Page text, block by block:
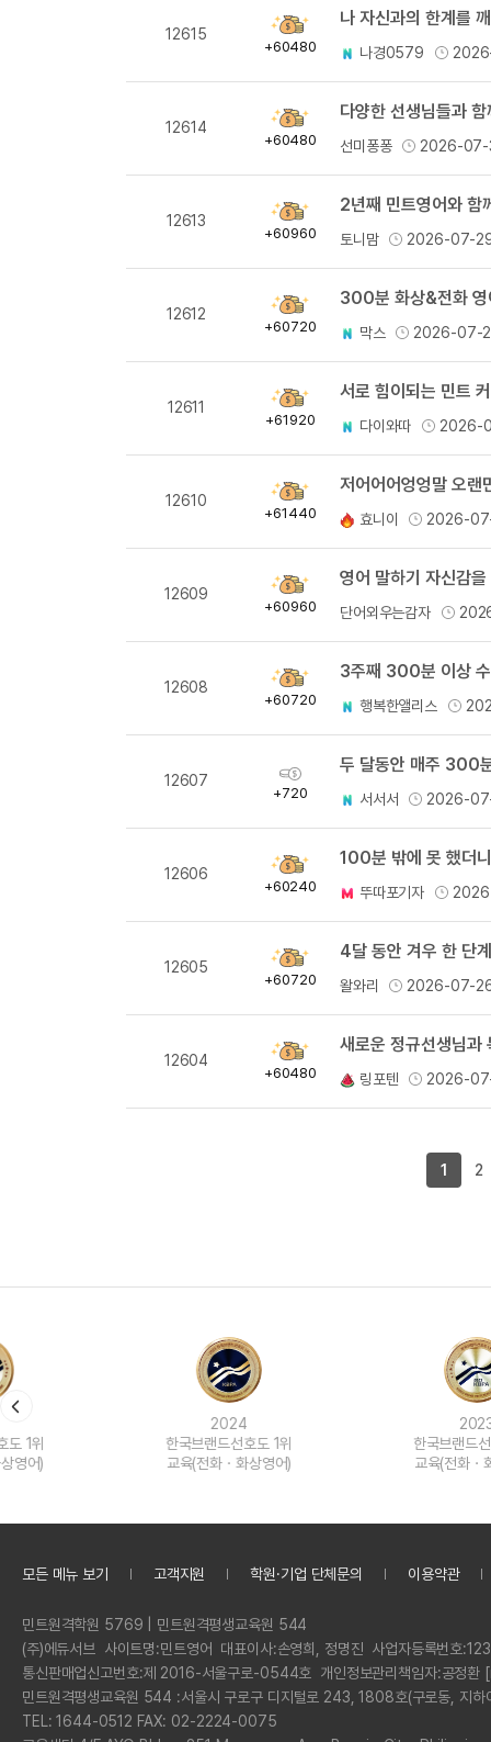
12615
획
득
+60480
나 자신과의 한계를
나경0579
12614
획
득
+60480
다양한 선생님들과
선미퐁퐁 2026-
12613
획
득
+60960
2년째 민트영어와 함
토니맘 2026-07-
12612
획
득
+60720
300분 화상&전화 영
막스 2026-07-
12611
획
득
+61920
서로 힘이되는 민트
다이와따 2026-
12610
획
득
+61440
저어어어엉엉말 오
효니이 2026-
12609
획
득
+60960
영어 말하기 자신감
단어외우는감자
12608
획
득
+60720
3주째 300분 이상
행복한앨리스
12607
획
득
+720
두 달동안 매주 300
서서서 2026-
12606
획
득
+60240
100분 밖에 못 했더
뚜따포기자
12605
획
득
+60720
4달 동안 겨우 한 단
왈와리 2026-07-
12604
획
득
+60480
새로운 정규선생님
링포텐 2026-
1 2
한국브랜드선호도 1위
교육(전화ㆍ화상영어)
한국브랜드선호도 1위
교육(전화ㆍ화상영어)
모든 메뉴 보기 고객지원 학원·기업 단체문의 이용약관
정
보
민트원격학원 5769 | 민트원격평생교육원 544
회
사
명
(주)에듀서브 사이트명:민트영어 대표이사:손영희, 정명진 사업자등록번호:
통신판매업신고번호:제 2016-서울구로-0544호 개인정보관리책임자:공정
민트원격평생교육원 544 :서울시 구로구 디지털로 243, 1808호(구로동, 지하
전
TEL: 1644-0512 FAX: 02-2224-0075